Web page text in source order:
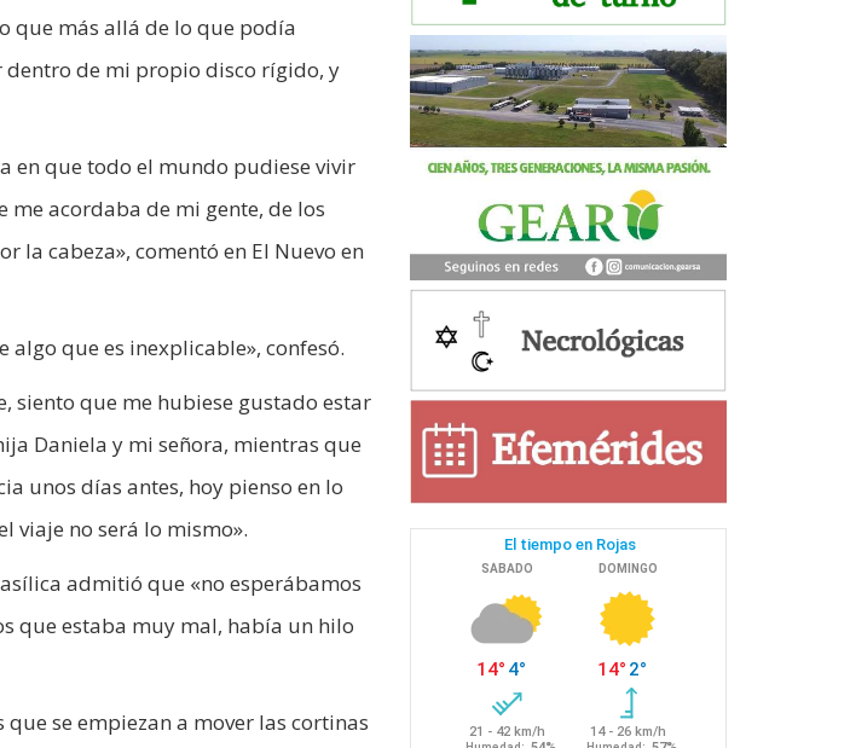
que más allá de lo que podía
de mi propio disco rígido, y
en que todo el mundo pudiese vivir
acordaba de mi gente, de los
la cabeza», comentó en El Nuevo en
algo que es inexplicable», confesó.
siento que me hubiese gustado estar
Daniela y mi señora, mientras que
unos días antes, hoy pienso en lo
viaje no será lo mismo».
admitió que «no esperábamos
que estaba muy mal, había un hilo
se empiezan a mover las cortinas